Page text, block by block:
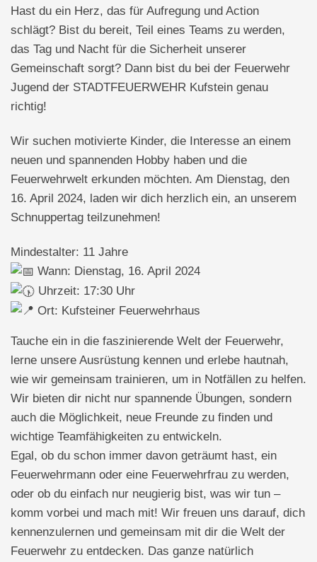
Hast du ein Herz, das für Aufregung und Action
schlägt? Bist du bereit, Teil eines Teams zu werden,
das Tag und Nacht für die Sicherheit unserer
Gemeinschaft sorgt? Dann bist du bei der Feuerwehr
Jugend der STADTFEUERWEHR Kufstein genau
richtig!
Wir suchen motivierte Kinder, die Interesse an einem
neuen und spannenden Hobby haben und die
Feuerwehrwelt erkunden möchten. Am Dienstag, den
16. April 2024, laden wir dich herzlich ein, an unserem
Schnuppertag teilzunehmen!
Mindestalter: 11 Jahre
Wann: Dienstag, 16. April 2024
Uhrzeit: 17:30 Uhr
Ort: Kufsteiner Feuerwehrhaus
Tauche ein in die faszinierende Welt der Feuerwehr,
lerne unsere Ausrüstung kennen und erlebe hautnah,
wie wir gemeinsam trainieren, um in Notfällen zu helfen.
Wir bieten dir nicht nur spannende Übungen, sondern
auch die Möglichkeit, neue Freunde zu finden und
wichtige Teamfähigkeiten zu entwickeln.
Egal, ob du schon immer davon geträumt hast, ein
Feuerwehrmann oder eine Feuerwehrfrau zu werden,
oder ob du einfach nur neugierig bist, was wir tun –
komm vorbei und mach mit! Wir freuen uns darauf, dich
kennenzulernen und gemeinsam mit dir die Welt der
Feuerwehr zu entdecken. Das ganze natürlich